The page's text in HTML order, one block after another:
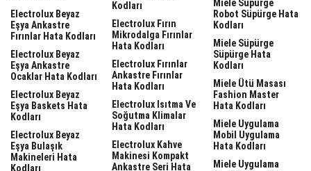
Electrolux Beyaz
Eşya Ankastre
Fırınlar Hata Kodları
Electrolux Beyaz
Eşya Ankastre
Ocaklar Hata Kodları
Electrolux Beyaz
Eşya Baskets Hata
Kodları
Electrolux Beyaz
Eşya Bulaşık
Makineleri Hata
Kodları
Kodları
Electrolux Fırın
Mikrodalga Fırınlar
Hata Kodları
Electrolux Fırınlar
Ankastre Fırınlar
Hata Kodları
Electrolux Isıtma Ve
Soğutma Klimalar
Hata Kodları
Electrolux Kahve
Makinesi Kompakt
Ankastre Seri Hata
Miele Süpürge
Robot Süpürge Hata
Kodları
Miele Süpürge
Süpürge Hata
Kodları
Miele Ütü Masası
Fashion Master
Hata Kodları
Miele Uygulama
Mobil Uygulama
Hata Kodları
Miele Uygulama